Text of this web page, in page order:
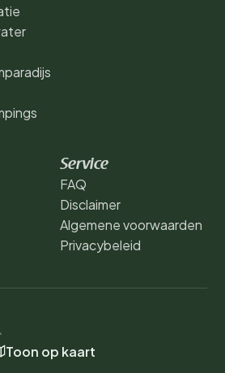
Toon op kaart
Service
FAQ
Disclaimer
Algemene voorwaarden
Privacybeleid